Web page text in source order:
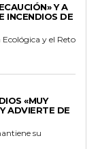
Y A
INCENDIOS DE
y el Reto
«MUY
ADVIERTE DE
su